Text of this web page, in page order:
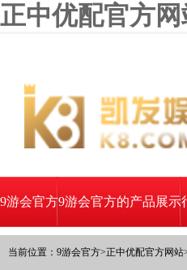
正中优配官方
9游会官方9游会官方的产品展示
当前位置： 9游会官方>正中优配官方网站